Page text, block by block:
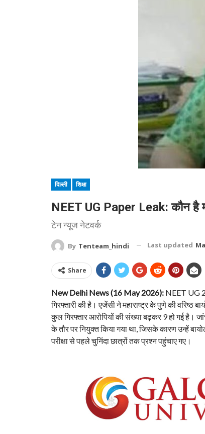
दिल्ली शिक्षा
NEET UG Paper Leak: कौन है
टेन न्यूज नेटवर्क
By Tenteam_hindi Last updated
Share
New Delhi News (16 May 2026): NEET UG
गिरफ्तारी की है। एजेंसी ने महाराष्ट्र के पुणे की वरिष्ठ
कुल गिरफ्तार आरोपियों की संख्या बढ़कर 9 हो गई है।
के तौर पर नियुक्त किया गया था, जिसके कारण उन्हें
परीक्षा से पहले चुनिंदा छात्रों तक प्रश्न पहुंचाए गए।